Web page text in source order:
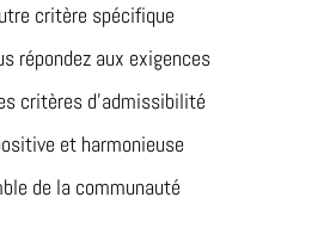
critère spécifique
répondez aux exigences
critères d’admissibilité
et harmonieuse
de la communauté